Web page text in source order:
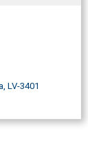
LV-3401